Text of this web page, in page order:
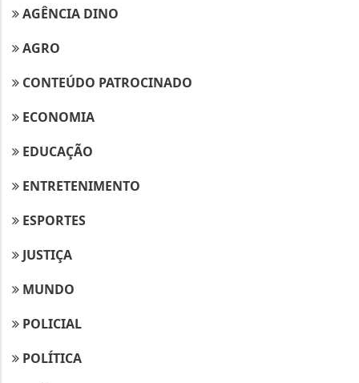
AGÊNCIA DINO
AGRO
CONTEÚDO PATROCINADO
ECONOMIA
EDUCAÇÃO
ENTRETENIMENTO
ESPORTES
JUSTIÇA
MUNDO
POLICIAL
POLÍTICA